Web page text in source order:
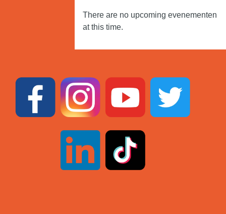
There are no upcoming evenementen
at this time.